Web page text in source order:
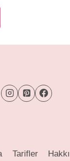
Tarifler